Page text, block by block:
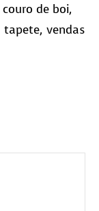
couro de boi,
tapete, vendas